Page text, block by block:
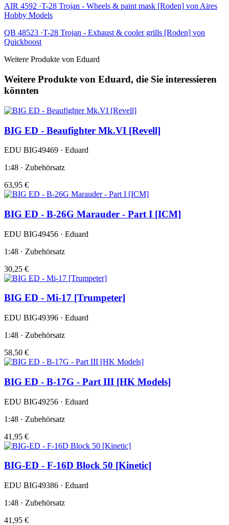
AIR 4592 ·T-28 Trojan - Wheels & paint mask [Roden] von Aires
Hobby Models
QB 48523 ·T-28 Trojan - Exhaust & cooler grills [Roden] von
Quickboost
Weitere Produkte von Eduard
Weitere Produkte von Eduard, die Sie interessieren
könnten
BIG ED - Beaufighter Mk.VI [Revell]
EDU BIG49469 · Eduard
1:48 · Zubehörsatz
63,95 €
BIG ED - B-26G Marauder - Part I [ICM]
EDU BIG49456 · Eduard
1:48 · Zubehörsatz
30,25 €
BIG ED - Mi-17 [Trumpeter]
EDU BIG49396 · Eduard
1:48 · Zubehörsatz
58,50 €
BIG ED - B-17G - Part III [HK Models]
EDU BIG49256 · Eduard
1:48 · Zubehörsatz
41,95 €
BIG-ED - F-16D Block 50 [Kinetic]
EDU BIG49386 · Eduard
1:48 · Zubehörsatz
41,95 €